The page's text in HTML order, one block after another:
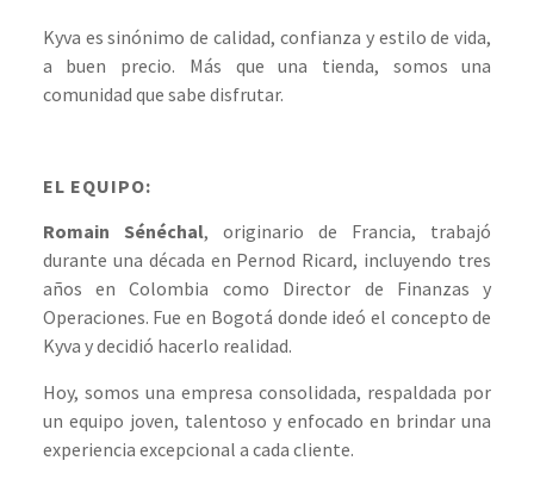
Kyva es sinónimo de calidad, confianza y estilo de vida,
a buen precio. Más que una tienda, somos una
comunidad que sabe disfrutar.
EL EQUIPO:
Romain Sénéchal, originario de Francia, trabajó
durante una década en Pernod Ricard, incluyendo tres
años en Colombia como Director de Finanzas y
Operaciones. Fue en Bogotá donde ideó el concepto de
Kyva y decidió hacerlo realidad.
Hoy, somos una empresa consolidada, respaldada por
un equipo joven, talentoso y enfocado en brindar una
experiencia excepcional a cada cliente.